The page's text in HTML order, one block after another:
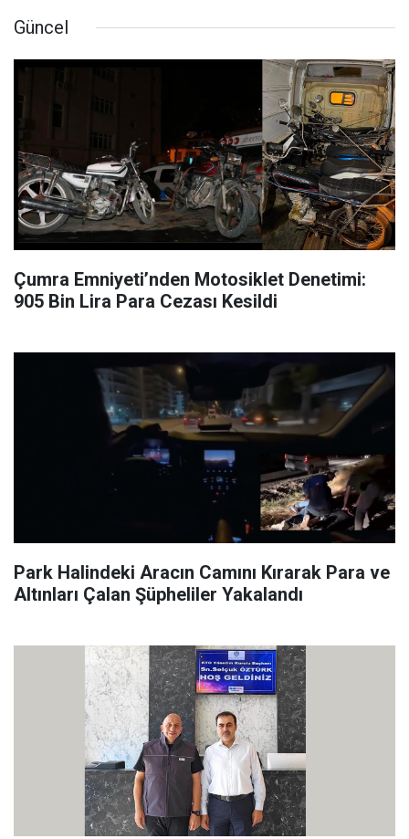
Güncel
Çumra Emniyeti’nden Motosiklet Denetimi:
905 Bin Lira Para Cezası Kesildi
Park Halindeki Aracın Camını Kırarak Para ve
Altınları Çalan Şüpheliler Yakalandı